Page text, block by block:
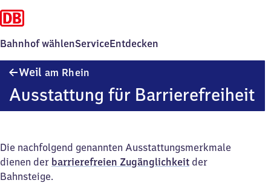
Bahnhof wählenServiceEntdecken
Weil am Rhein
Ausstattung für Barrierefreiheit
Die nachfolgend genannten Ausstattungsmerkmale
dienen der barrierefreien Zugänglichkeit der
Bahnsteige.